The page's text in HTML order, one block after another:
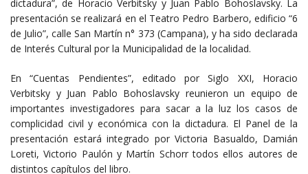
dictadura”, de Horacio Verbitsky y Juan Pablo Bohoslavsky. La
presentación se realizará en el Teatro Pedro Barbero, edificio “6
de Julio”, calle San Martín n° 373 (Campana), y ha sido declarada
de Interés Cultural por la Municipalidad de la localidad.
En “Cuentas Pendientes”, editado por Siglo XXI, Horacio
Verbitsky y Juan Pablo Bohoslavsky reunieron un equipo de
importantes investigadores para sacar a la luz los casos de
complicidad civil y económica con la dictadura. El Panel de la
presentación estará integrado por Victoria Basualdo, Damián
Loreti, Victorio Paulón y Martín Schorr todos ellos autores de
distintos capítulos del libro.